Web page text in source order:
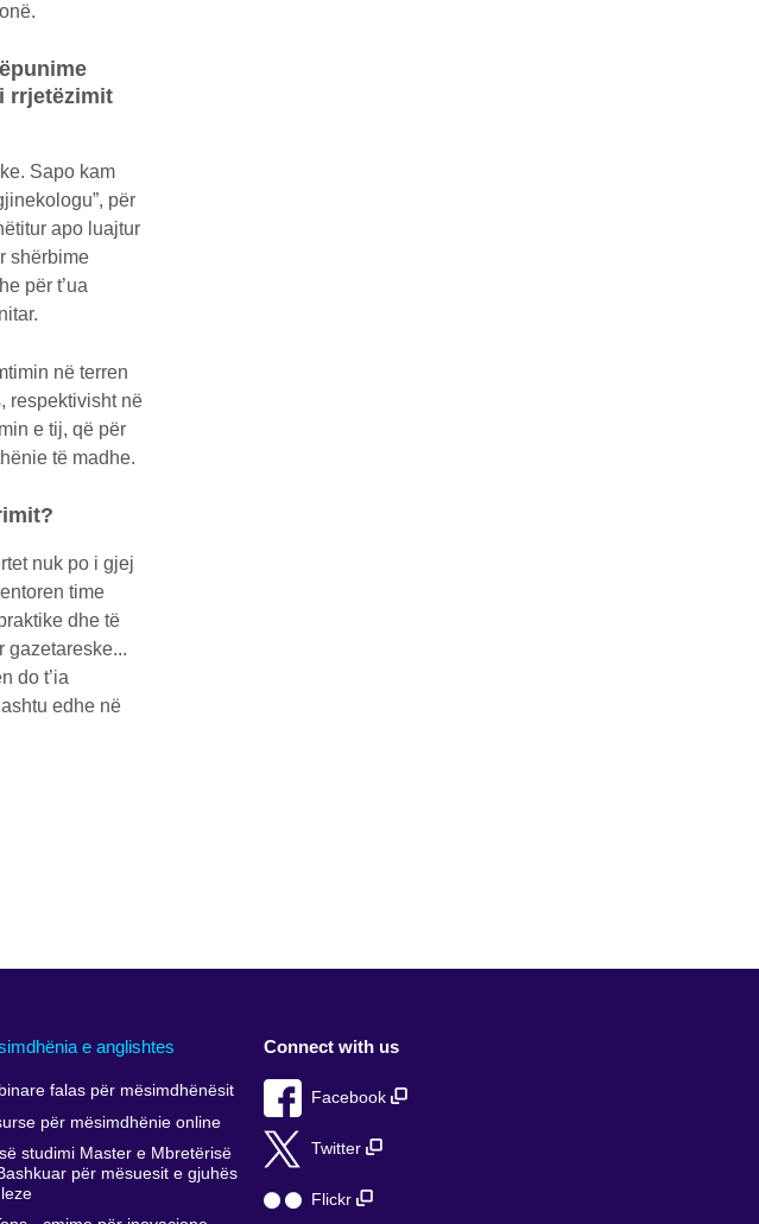
rrjetëzimit
Sapo kam
për
apo luajtur
shërbime
për t’ua
në terren
respektivisht në
e tij, që për
të madhe.
nuk po i gjej
time
dhe të
gazetareske...
do t’ia
edhe në
e anglishtes
falas për mësimdhënësit
për mësimdhënie online
studimi Master e Mbretërisë
për mësuesit e gjuhës
Connect with us
Facebook
Twitter
Flickr